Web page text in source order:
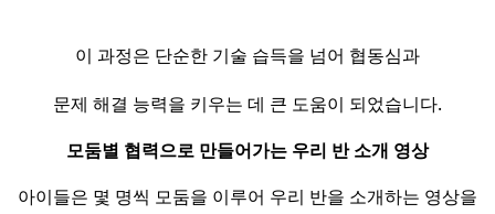
이 과정은 단순한 기술 습득을 넘어 협동심과
문제 해결 능력을 키우는 데 큰 도움이 되었습니다.
모둠별 협력으로 만들어가는 우리 반 소개 영상
아이들은 몇 명씩 모둠을 이루어 우리 반을 소개하는 영상을